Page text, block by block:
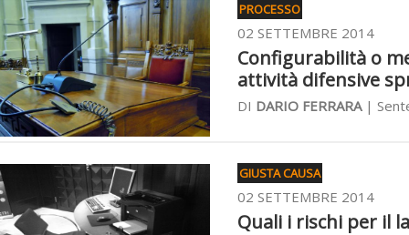
PROCESSO
02 SETTEMBRE 2014
Configurabilità o
attività difensive
DI DARIO FERRARA|
GIUSTA CAUSA
02 SETTEMBRE 2014
Quali i rischi per il